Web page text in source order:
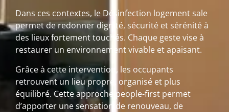
Dans ces contextes, le Désinfection logement sale
permet de redonner dignité, sécurité et sérénité à
des lieux fortement touchés. Chaque geste vise à
restaurer un environnement vivable et apaisant.
Grâce à cette intervention, les occupants
retrouvent un lieu propre, organisé et plus
équilibré. Cette approche people-first permet
d’apporter une sensation de renouveau, de